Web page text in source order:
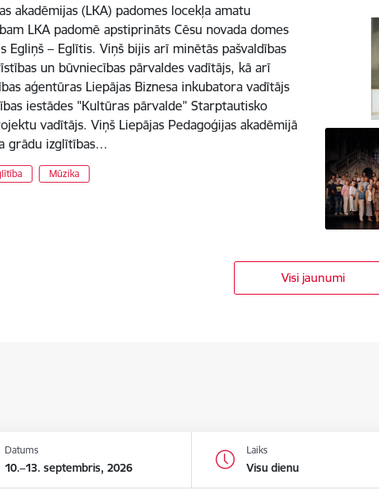
akadēmijas (LKA) padomes locekļa amatu
LKA padomē apstiprināts Cēsu novada domes
Egliņš – Eglītis. Viņš bijis arī minētās pašvaldības
un būvniecības pārvaldes vadītājs, kā arī
aģentūras Liepājas Biznesa inkubatora vadītājs
iestādes "Kultūras pārvalde” Starptautisko
vadītājs. Viņš Liepājas Pedagoģijas akadēmijā
grādu izglītības…
Mūzika
Visi jaunumi
Datums
10.–13. septembris, 2026
Laiks
Visu dienu